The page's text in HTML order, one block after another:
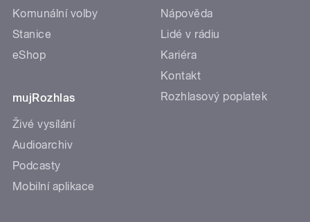
Komunální volby
Stanice
eShop
mujRozhlas
Živé vysílání
Audioarchiv
Podcasty
Mobilní aplikace
Nápověda
Lidé v rádiu
Kariéra
Kontakt
Rozhlasový poplatek